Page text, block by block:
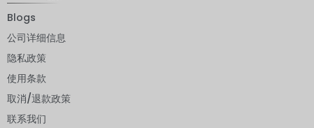
Blogs
公司详细信息
隐私政策
使用条款
取消/退款政策
联系我们